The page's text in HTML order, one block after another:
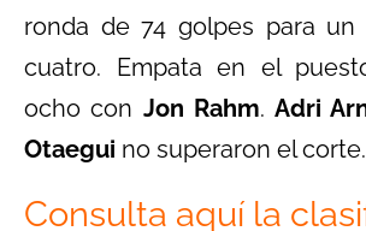
ronda de 74 golpes para
cuatro. Empata en el
ocho con Jon Rahm.Adri
Otaegui no superaron el corte.
Consulta aquí la